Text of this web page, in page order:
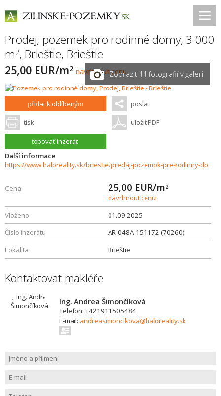
Prodej, pozemek pro rodinné domy, 3 000
m2, Brieštie, Brieštie
25,00 EUR/m2 navrhnout cenuZobrazit 11 fotografií v galerii
přidat k oblíbeným poslat
tisk uložit PDF
topovať inzerát
Další informace
https://www.haloreality.sk/briestie/predaj-pozemok-pre-rodinny-dom-3000-m2-briestie---exkluzivne-halo-reality/70260
Cena 25,00 EUR/m2
navrhnout cenu
Vloženo
01.09.2025
Číslo inzerátu
AR-048A-151172 (70260)
Lokalita
Brieštie
Kontaktovat makléře
Ing. Andrea Šimončíková
Telefon: +421911505484
E-mail: andreasimoncikova@haloreality.sk